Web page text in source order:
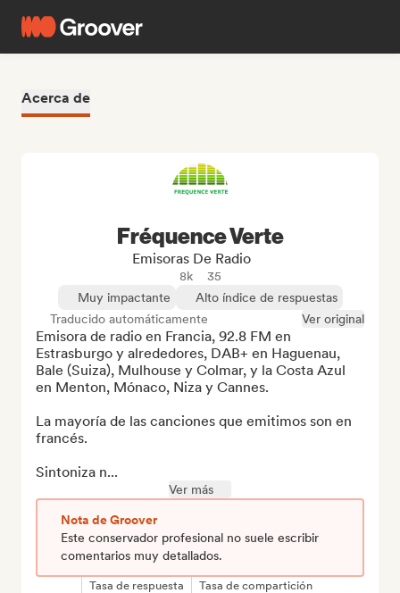
Acerca de
Fréquence Verte
Emisoras De Radio
8k
35
Muy impactante
Alto índice de respuestas
Traducido automáticamente
Ver original
Emisora ​​de radio en Francia, 92.8 FM en
Estrasburgo y alrededores, DAB+ en Haguenau,
Bale (Suiza), Mulhouse y Colmar, y la Costa Azul
en Menton, Mónaco, Niza y Cannes.
La mayoría de las canciones que emitimos son en
francés.
Sintoniza n...
Ver más
Nota de Groover
Este conservador profesional no suele escribir
comentarios muy detallados.
Tasa de respuesta Tasa de compartición